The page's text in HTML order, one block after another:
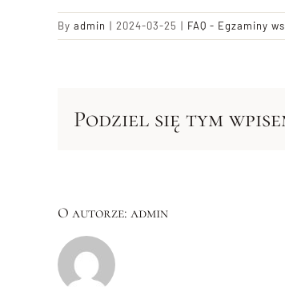
By admin | 2024-03-25 | FAQ - Egzaminy
Podziel się tym
O autorze: admin